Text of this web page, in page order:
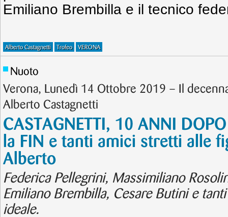
Emiliano Brembilla e il tecnico
Alberto Castagnetti Trofeo VERONA
Nuoto
Verona, Lunedì 14 Ottobre 2019 – Il
Alberto Castagnetti
CASTAGNETTI, 10 ANNI
la FIN e tanti amici stretti alle
Alberto
Federica Pellegrini, Massimiliano
Emiliano Brembilla, Cesare Butini e
ideale.